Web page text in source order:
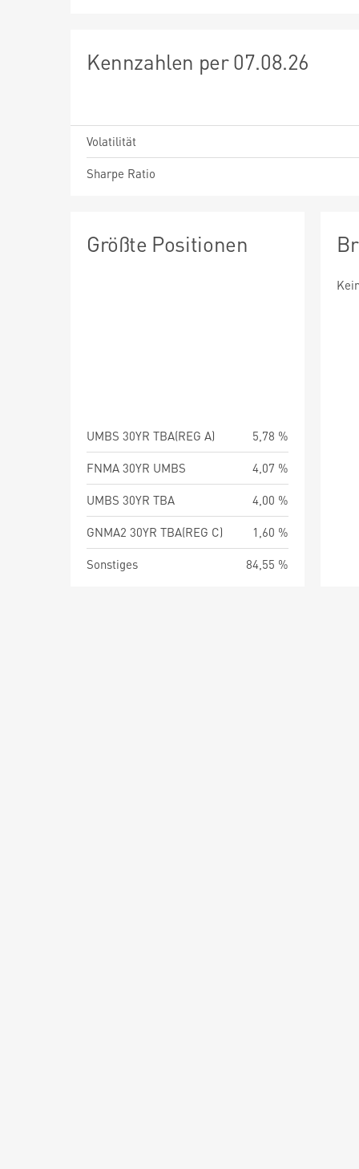
Kennzahlen per 07.08.26
Volatilität
Sharpe Ratio
Größte Positionen
UMBS 30YR TBA(REG A)
5,78 %
FNMA 30YR UMBS
4,07 %
UMBS 30YR TBA
4,00 %
GNMA2 30YR TBA(REG C)
1,60 %
Sonstiges
84,55 %